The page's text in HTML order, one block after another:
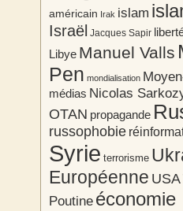
américain Irak islam
Israël Jacques Sapir
Libye Manuel Valls
Pen mondialisation
médias Nicolas
OTAN propagande
russophobie
Syrie terrorisme
Européenne USA
Poutine économie